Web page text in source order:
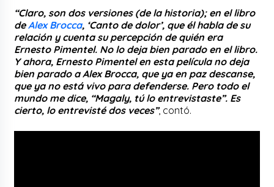
“Claro, son dos versiones (de la historia); en el libro
deAlex Brocca, ‘Canto de dolor’, que él habla de su
relación y cuenta su percepción de quién era
Ernesto Pimentel. No lo deja bien parado en el libro.
Y ahora, Ernesto Pimentel en esta película no deja
bien parado a Alex Brocca, que ya en paz descanse,
que ya no está vivo para defenderse. Pero todo el
mundo me dice, “Magaly, tú lo entrevistaste”. Es
cierto, lo entrevisté dos veces”, contó.